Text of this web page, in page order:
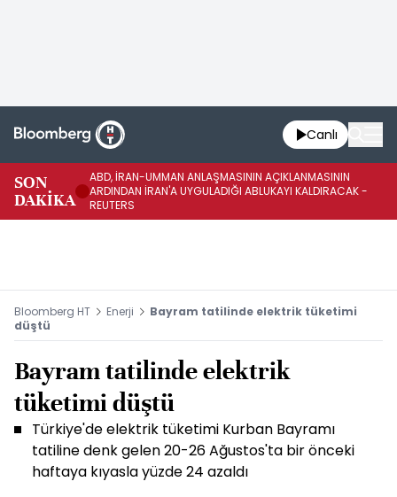
Canlı
SON
DAKİKA
ABD, İRAN-UMMAN ANLAŞMASININ AÇIKLANMASININ
ARDINDAN İRAN'A UYGULADIĞI ABLUKAYI KALDIRACAK -
REUTERS
Bloomberg HT Enerji
Bayram tatilinde elektrik tüketimi
düştü
Bayram tatilinde elektrik
tüketimi düştü
Türkiye'de elektrik tüketimi Kurban Bayramı
tatiline denk gelen 20-26 Ağustos'ta bir önceki
haftaya kıyasla yüzde 24 azaldı